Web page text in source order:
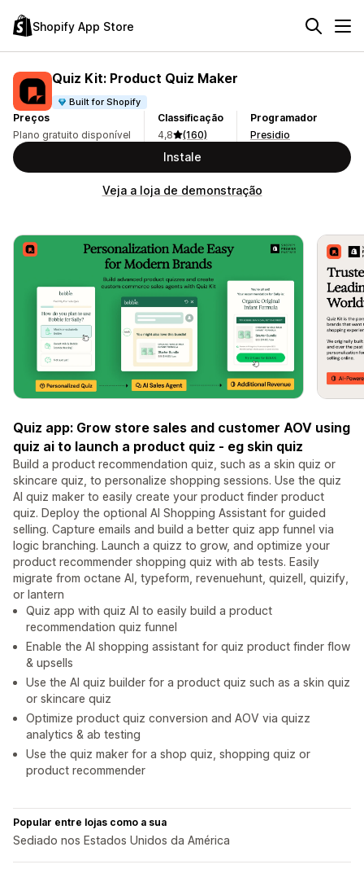
Shopify App Store
Quiz Kit: Product Quiz Maker
Built for Shopify
Preços
Plano gratuito disponível
Classificação
4,8
(160)
Programador
Presidio
Instale
Veja a loja de demonstração
Quiz app: Grow store sales and customer AOV using
quiz ai to launch a product quiz - eg skin quiz
Build a product recommendation quiz, such as a skin quiz or
skincare quiz, to personalize shopping sessions. Use the quiz
AI quiz maker to easily create your product finder product
quiz. Deploy the optional AI Shopping Assistant for guided
selling. Capture emails and build a better quiz app funnel via
logic branching. Launch a quizz to grow, and optimize your
product recommender shopping quiz with ab tests. Easily
migrate from octane AI, typeform, revenuehunt, quizell, quizify,
or lantern
Quiz app with quiz AI to easily build a product
recommendation quiz funnel
Enable the AI shopping assistant for quiz product finder flow
& upsells
Use the AI quiz builder for a product quiz such as a skin quiz
or skincare quiz
Optimize product quiz conversion and AOV via quizz
analytics & ab testing
Use the quiz maker for a shop quiz, shopping quiz or
product recommender
Popular entre lojas como a sua
Sediado nos Estados Unidos da América